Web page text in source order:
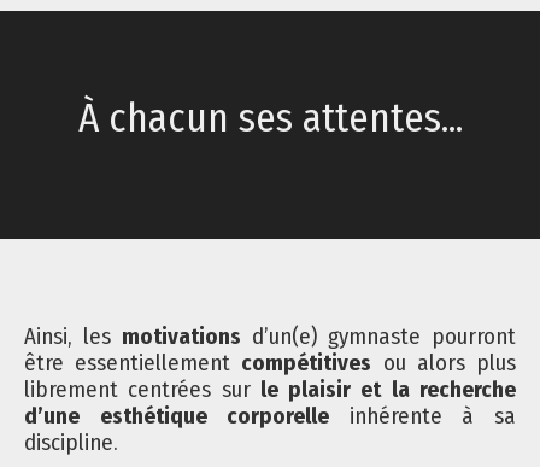
À chacun ses attentes...
Ainsi, les motivations d’un(e) gymnaste pourront
être essentiellement compétitives ou alors plus
librement centrées sur le plaisir et la recherche
d’une esthétique corporelle inhérente à sa
discipline.